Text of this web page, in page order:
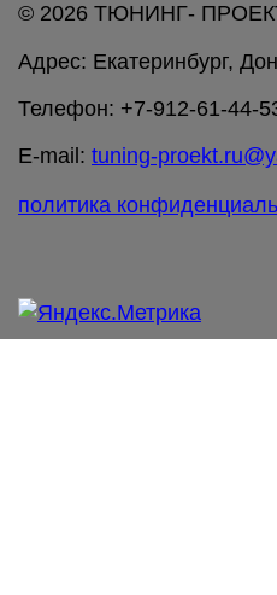
© 2026 ТЮНИНГ-
Адрес: Екатеринбург,
Телефон: +7-912-61-44-
E-mail: tuning-
политика